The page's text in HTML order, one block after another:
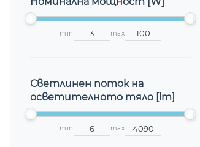
min max
Светлинен поток на
осветителното тяло [lm]
min max